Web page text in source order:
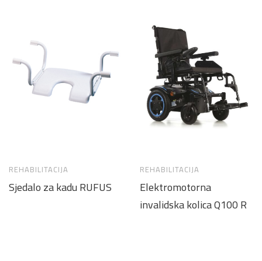
REHABILITACIJA
Sjedalo za kadu RUFUS
REHABILITACIJA
Elektromotorna
invalidska kolica Q100 R